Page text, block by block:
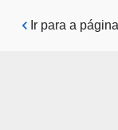
Pular para o
Ir para a